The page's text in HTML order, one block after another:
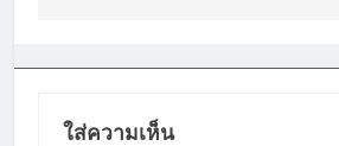
ใส่ความเห็น